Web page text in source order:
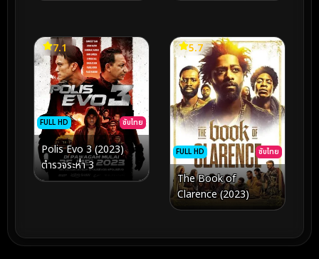
FULL HD ซับไทย
7.1
Polis Evo 3 (2023)
ตำรวจระห่ำ 3
FULL HD ซับไทย
5.7
The Book of
Clarence (2023)